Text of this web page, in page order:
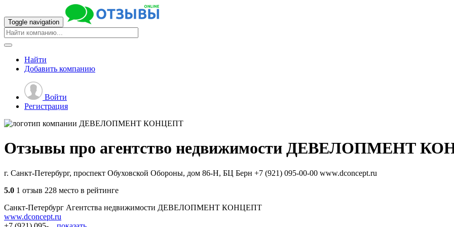
Toggle navigation
Найти
Добавить компанию
Войти
Регистрация
Отзывы про агентство недвижимости ДЕВЕЛОПМЕНТ
г. Санкт-Петербург, проспект Обуховской Обороны, дом 86-Н, БЦ Берн +7 (921) 095-00-00 www.dconcept.ru
5.0 1 отзыв 228 место в рейтинге
Санкт-Петербург Агентства недвижимости ДЕВЕЛОПМЕНТ КОНЦЕПТ
www.dconcept.ru